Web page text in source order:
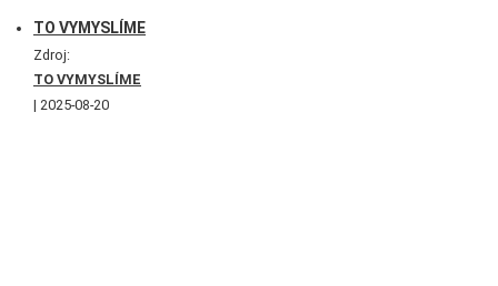
TO VYMYSLÍME
Zdroj:
TO VYMYSLÍME
2025-08-20